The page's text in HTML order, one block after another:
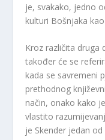
je, svakako, jedno
kulturi Bošnjaka kao
Kroz različita druga
također će se
kada se savremeni
prethodnog
način, onako kako
vlastito
je Skender jedan